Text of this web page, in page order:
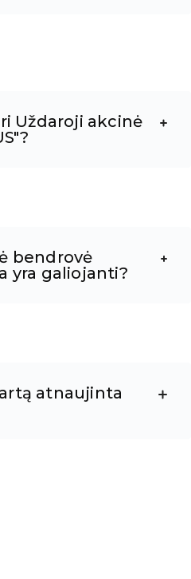
Uždaroji akcinė
bendrovė
yra galiojanti?
atnaujinta